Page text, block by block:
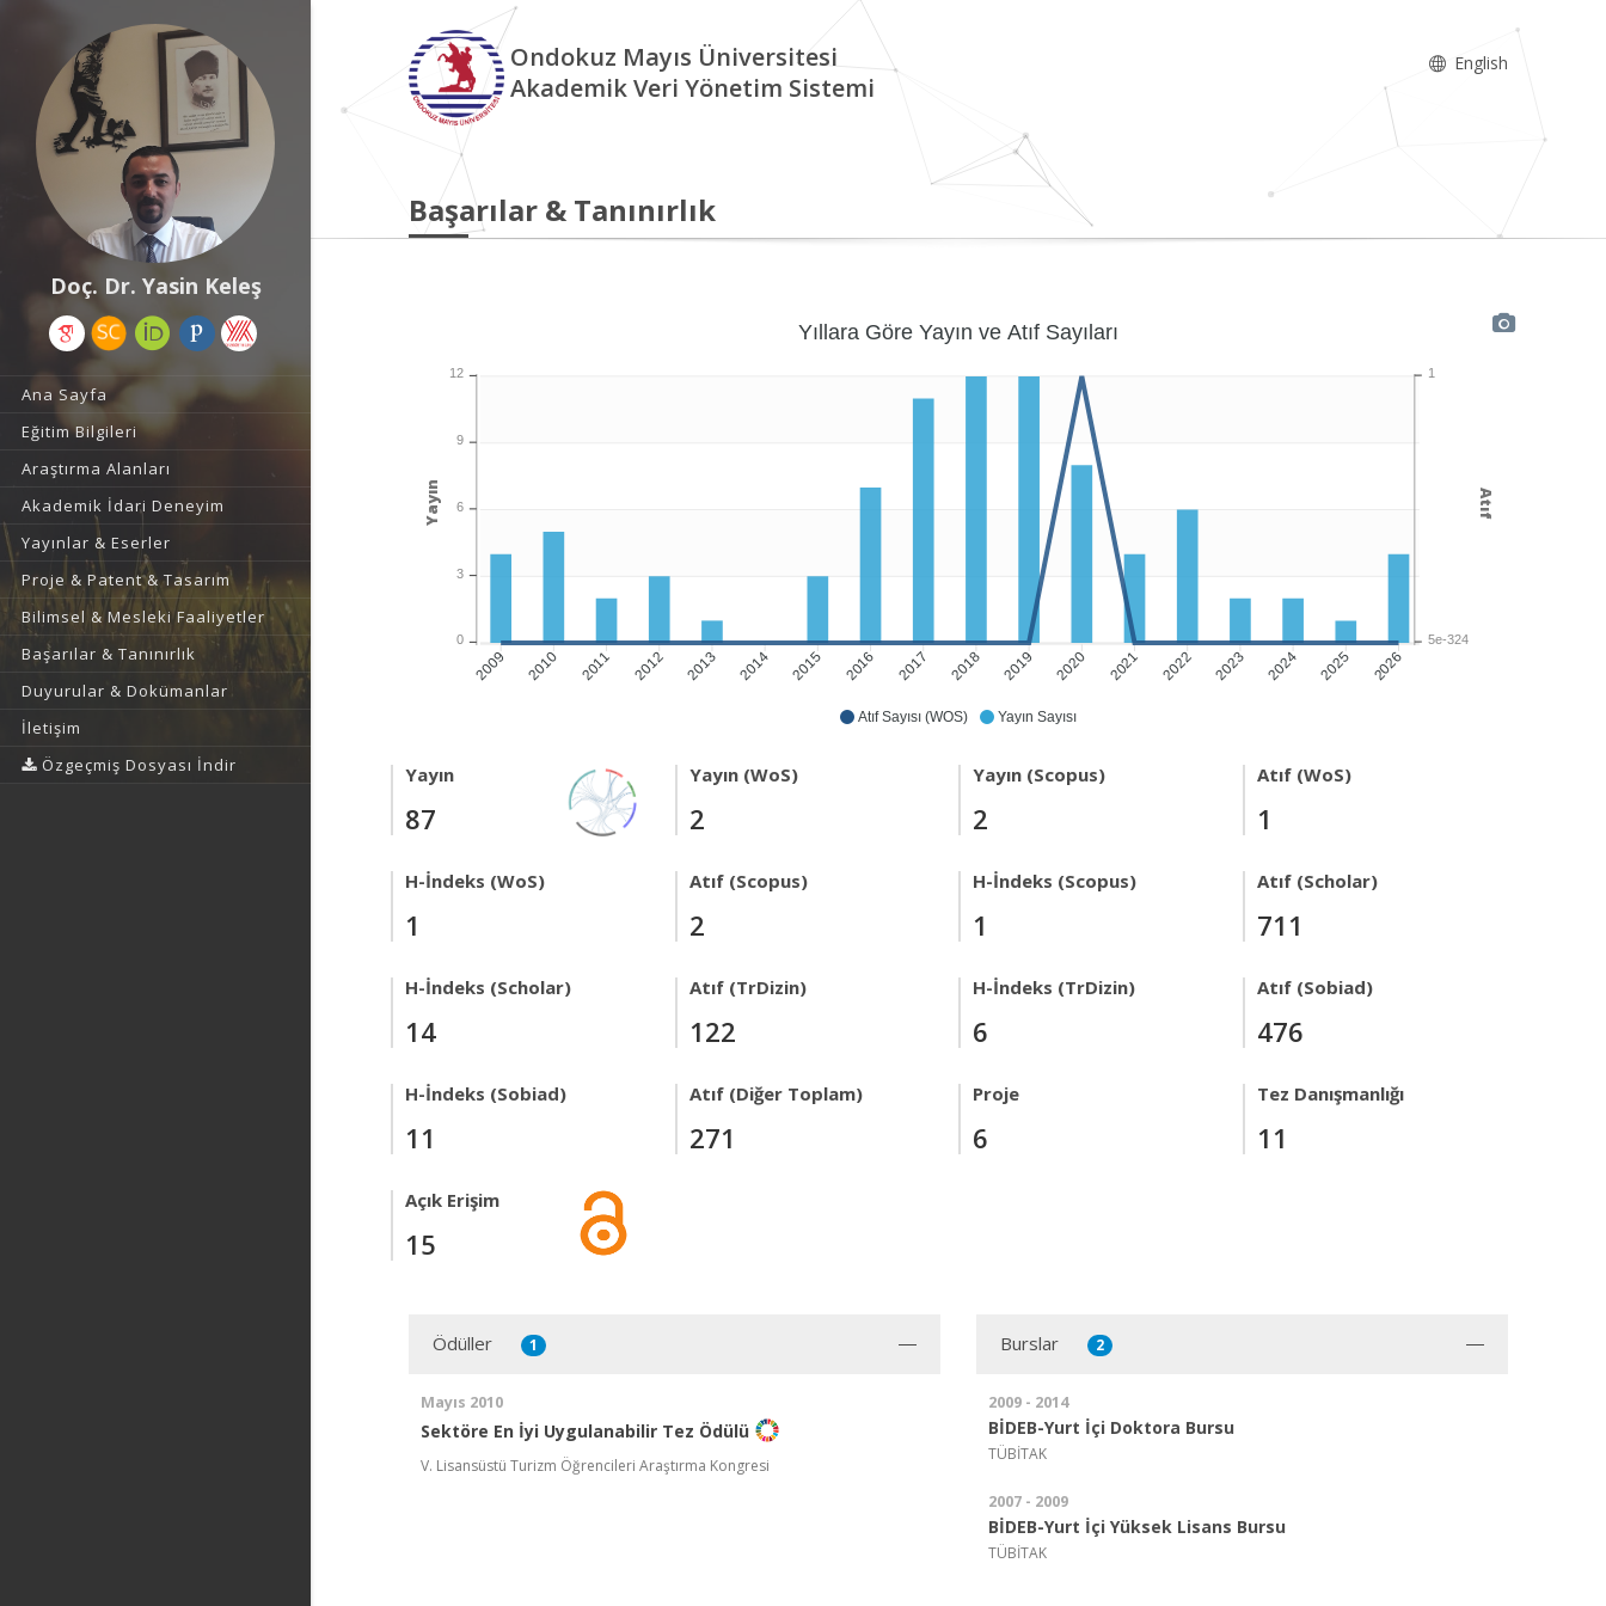
Doç. Dr. Yasin Keleş
Ana Sayfa
Eğitim Bilgileri
Araştırma Alanları
Akademik İdari Deneyim
Yayınlar & Eserler
Proje & Patent & Tasarım
Bilimsel & Mesleki Faaliyetler
Başarılar & Tanınırlık
Duyurular & Dokümanlar
İletişim
Özgeçmiş Dosyası İndir
Ondokuz Mayıs Üniversitesi
Akademik Veri Yönetim Sistemi
English
Başarılar & Tanınırlık
Atıf Sayısı (WOS) Yayın Sayısı
2009 2010 2011 2012 2013 2014 2015 2016 2017 2018 2019 2020 2021 2022 2023 2024 2025 2026
Yıllara Göre Yayın ve Atıf Sayıları
1
5e-324
Atıf
12
9
6
3
0
Yayın
Yayın
87
Yayın (WoS)
2
Yayın (Scopus)
2
Atıf (WoS)
1
H-İndeks (WoS)
1
Atıf (Scopus)
2
H-İndeks (Scopus)
1
Atıf (Scholar)
711
H-İndeks (Scholar)
14
Atıf (TrDizin)
122
H-İndeks (TrDizin)
6
Atıf (Sobiad)
476
H-İndeks (Sobiad)
11
Atıf (Diğer Toplam)
271
Proje
6
Tez Danışmanlığı
11
Açık Erişim
15
Ödüller 1
Mayıs 2010
Sektöre En İyi Uygulanabilir Tez Ödülü
V. Lisansüstü Turizm Öğrencileri Araştırma Kongresi
Burslar 2
2009 - 2014
BİDEB-Yurt İçi Doktora Bursu
TÜBİTAK
2007 - 2009
BİDEB-Yurt İçi Yüksek Lisans Bursu
TÜBİTAK